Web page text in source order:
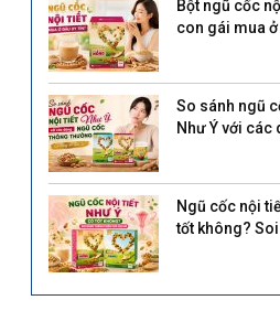
Bột ngũ cốc
con gái mua
So sánh ngũ
Như Ý với các
Ngũ cốc nội
tốt không?